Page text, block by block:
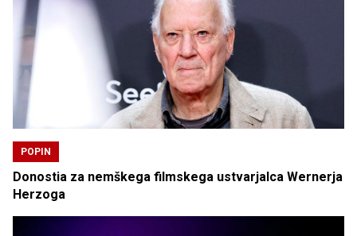
POPIN
Donostia za nemškega filmskega ustvarjalca Wernerja
Herzoga